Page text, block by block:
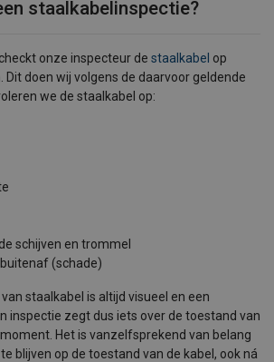
staalkabelinspectie?
onze inspecteur de staalkabel op
Dit doen wij volgens de daarvoor geldende
we de staalkabel op:
schijven en trommel
(schade)
van staalkabel is altijd visueel en een
inspectie zegt dus iets over de toestand van
Het is vanzelfsprekend van belang
blijven op de toestand van de kabel, ook ná